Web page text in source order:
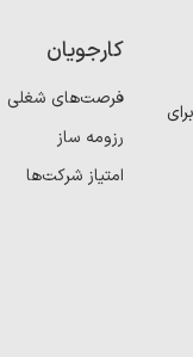
کارجویان
فرصت‌های شغلی
رزومه ساز
امتیاز شرکت‌ها